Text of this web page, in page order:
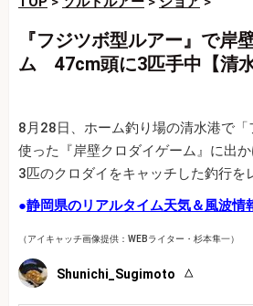
『フジツボ型ルアー』で岸
ム 47cm頭に3匹手中【清水
8月28日、ホーム釣り場の清水港で
使った『岸壁クロダイゲーム』に出
3匹のクロダイをキャッチした釣行を
●静岡県のリアルタイム天気＆風波情
（アイキャッチ画像提供：WEBライター・杉本隼一）
Shunichi_Sugimoto